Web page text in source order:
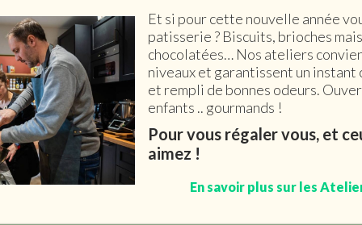
SALÉE EPICERIE SUCRÉE BOISSONS ART DE
Grand Sachet Brodé Lin
& Organza
Et si pour cette nouvelle année
patisserie ? Biscuits, brioches
chocolatées… Nos ateliers
niveaux et garantissent un
et rempli de bonnes odeurs.
enfants .. gourmands !
Pour vous régaler vous, et
aimez !
En savoir plus sur les